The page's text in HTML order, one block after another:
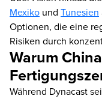
Mexiko und Tunesien
Optionen, die eine
Risiken durch
Warum
Während Dynacast